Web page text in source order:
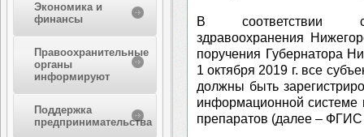
Экономика и
финансы
Правоохранительные
органы
информируют
Поддержка
предпринимательства
В соответствии
здравоохранения
поручения Губернатора
1 октября 2019 г. все
должны быть
информационной системе
препаратов (далее –